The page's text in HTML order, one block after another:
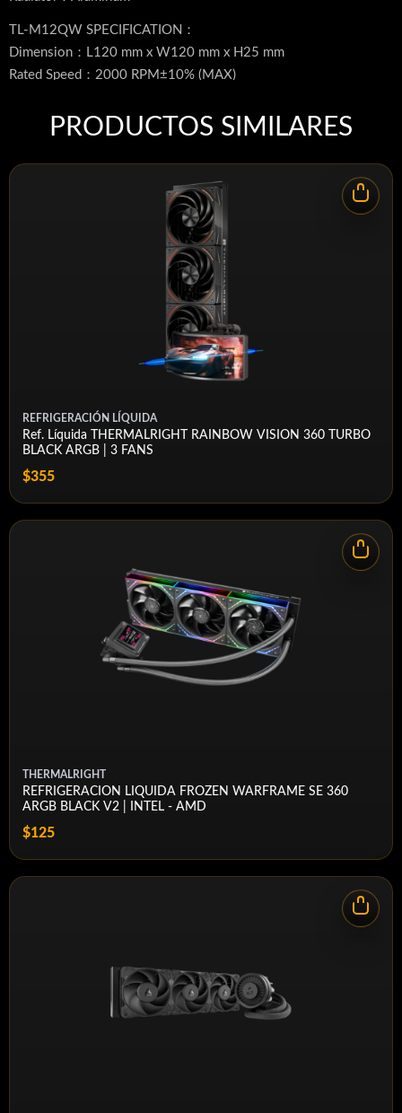
TL-M12QW SPECIFICATION：
Dimension：L120 mm x W120 mm x H25 mm
Rated Speed：2000 RPM±10% (MAX)
Air Flow：68.9 CFM (MAX)
Connector：4 PIN PWM
ARGB Connector：3 PIN 5V
Bearing Type：S-FDB Bearing
PRODUCTOS SIMILARES
REFRIGERACIÓN LÍQUIDA
Ref. Líquida THERMALRIGHT RAINBOW VISION 360 TURBO
BLACK ARGB | 3 FANS
$355
THERMALRIGHT
REFRIGERACION LIQUIDA FROZEN WARFRAME SE 360
ARGB BLACK V2 | INTEL - AMD
$125